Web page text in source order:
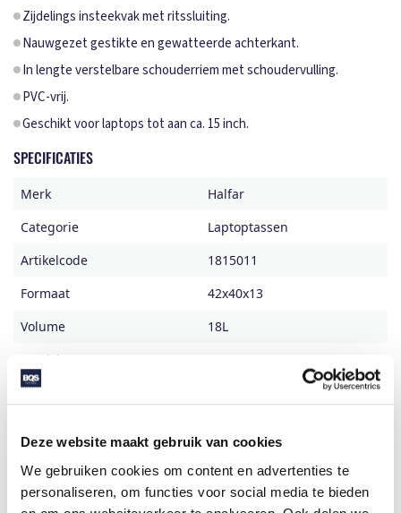
Deze website maakt gebruik van cookies
We gebruiken cookies om content en advertenties te
personaliseren, om functies voor social media te bieden
Zijdelings insteekvak met ritssluiting.
Nauwgezet gestikte en gewatteerde achterkant.
In lengte verstelbare schouderriem met schoudervulling.
PVC-vrij.
Geschikt voor laptops tot aan ca. 15 inch.
SPECIFICATIES
Merk
Halfar
Categorie
Laptoptassen
Artikelcode
1815011
Formaat
42x40x13
Volume
18L
Gewicht
Materiaal
Land van herkomst
China